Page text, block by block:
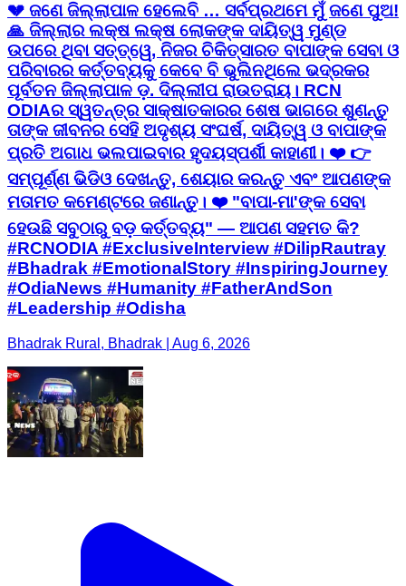
💔 ଜଣେ ଜିଲ୍ଲାପାଳ ହେଲେବି … ସର୍ବପ୍ରଥମେ ମୁଁ ଜଣେ ପୁଅ!
🙏 ଜିଲ୍ଲାର ଲକ୍ଷ ଲକ୍ଷ ଲୋକଙ୍କ ଦାୟିତ୍ୱ ମୁଣ୍ଡ
ଉପରେ ଥିବା ସତ୍ତ୍ୱେ, ନିଜର ଚିକିତ୍ସାରତ ବାପାଙ୍କ ସେବା ଓ
ପରିବାରର କର୍ତ୍ତବ୍ୟକୁ କେବେ ବି ଭୁଲିନଥିଲେ ଭଦ୍ରକର
ପୂର୍ବତନ ଜିଲ୍ଲାପାଳ ଡ଼. ଦିଲ୍ଲୀପ ରାଉତରାୟ। RCN
ODIAର ସ୍ୱତନ୍ତ୍ର ସାକ୍ଷାତକାରର ଶେଷ ଭାଗରେ ଶୁଣନ୍ତୁ
ତାଙ୍କ ଜୀବନର ସେହି ଅଦୃଶ୍ୟ ସଂଘର୍ଷ, ଦାୟିତ୍ୱ ଓ ବାପାଙ୍କ
ପ୍ରତି ଅଗାଧ ଭଲପାଇବାର ହୃଦୟସ୍ପର୍ଶୀ କାହାଣୀ। ❤️ 👉
ସମ୍ପୂର୍ଣ୍ଣ ଭିଡିଓ ଦେଖନ୍ତୁ, ଶେୟାର କରନ୍ତୁ ଏବଂ ଆପଣଙ୍କ
ମତାମତ କମେଣ୍ଟରେ ଜଣାନ୍ତୁ। ❤️ "ବାପା-ମା'ଙ୍କ ସେବା
ହେଉଛି ସବୁଠାରୁ ବଡ଼ କର୍ତ୍ତବ୍ୟ" — ଆପଣ ସହମତ କି?
#RCNODIA #ExclusiveInterview #DilipRautray
#Bhadrak #EmotionalStory #InspiringJourney
#OdiaNews #Humanity #FatherAndSon
#Leadership #Odisha
Bhadrak Rural, Bhadrak | Aug 6, 2026